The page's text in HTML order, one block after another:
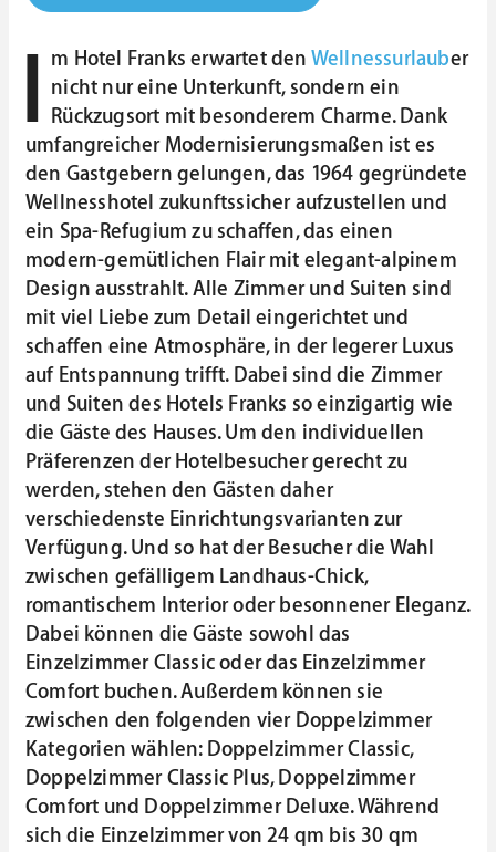
I m Hotel Franks erwartet den Wellnessurlauber
nicht nur eine Unterkunft, sondern ein
Rückzugsort mit besonderem Charme. Dank
umfangreicher Modernisierungsmaßen ist es
den Gastgebern gelungen, das 1964 gegründete
Wellnesshotel zukunftssicher aufzustellen und
ein Spa-Refugium zu schaffen, das einen
modern-gemütlichen Flair mit elegant-alpinem
Design ausstrahlt. Alle Zimmer und Suiten sind
mit viel Liebe zum Detail eingerichtet und
schaffen eine Atmosphäre, in der legerer Luxus
auf Entspannung trifft. Dabei sind die Zimmer
und Suiten des Hotels Franks so einzigartig wie
die Gäste des Hauses. Um den individuellen
Präferenzen der Hotelbesucher gerecht zu
werden, stehen den Gästen daher
verschiedenste Einrichtungsvarianten zur
Verfügung. Und so hat der Besucher die Wahl
zwischen gefälligem Landhaus-Chick,
romantischem Interior oder besonnener Eleganz.
Dabei können die Gäste sowohl das
Einzelzimmer Classic oder das Einzelzimmer
Comfort buchen. Außerdem können sie
zwischen den folgenden vier Doppelzimmer
Kategorien wählen: Doppelzimmer Classic,
Doppelzimmer Classic Plus, Doppelzimmer
Comfort und Doppelzimmer Deluxe. Während
sich die Einzelzimmer von 24 qm bis 30 qm